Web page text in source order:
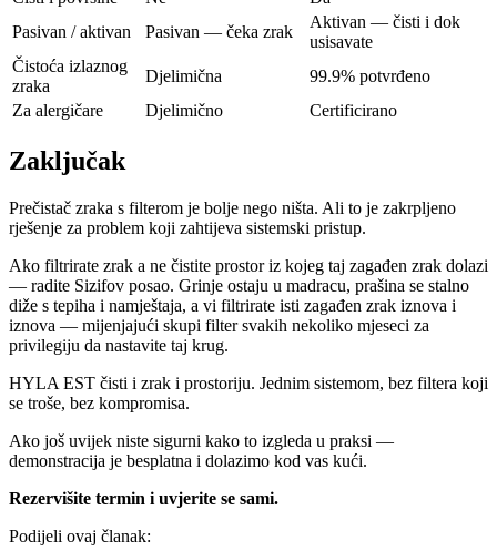
Pasivan / aktivan
Pasivan — čeka zrak
Aktivan — čisti i dok
usisavate
Čistoća izlaznog
zraka
Djelimična
99.9% potvrđeno
Za alergičare
Djelimično Certificirano
Zaključak
Prečistač zraka s filterom je bolje nego ništa. Ali to je zakrpljeno
rješenje za problem koji zahtijeva sistemski pristup.
Ako filtrirate zrak a ne čistite prostor iz kojeg taj zagađen zrak dolazi
— radite Sizifov posao. Grinje ostaju u madracu, prašina se stalno
diže s tepiha i namještaja, a vi filtrirate isti zagađen zrak iznova i
iznova — mijenjajući skupi filter svakih nekoliko mjeseci za
privilegiju da nastavite taj krug.
HYLA EST čisti i zrak i prostoriju. Jednim sistemom, bez filtera koji
se troše, bez kompromisa.
Ako još uvijek niste sigurni kako to izgleda u praksi —
demonstracija je besplatna i dolazimo kod vas kući.
Rezervišite termin i uvjerite se sami.
Podijeli ovaj članak: